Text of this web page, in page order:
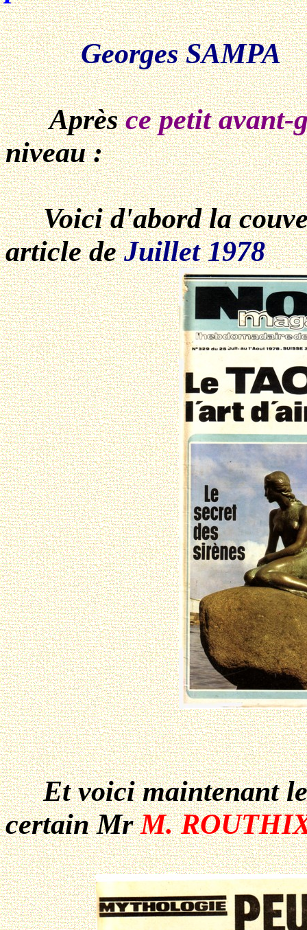
Georges SAMPA
Aprèsce petit avant-
niveau :
Voici d'abord la
article deJuillet 1978
Et voici maintenant le
certain MrM.